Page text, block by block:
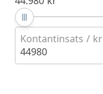
Kontantinsats / kr
44980